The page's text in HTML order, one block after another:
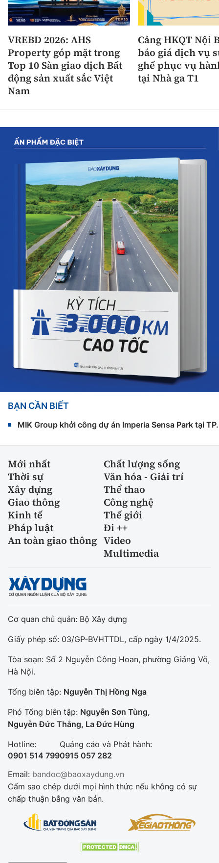
VREBD 2026: AHS
Property góp mặt trong
Top 10 Sàn giao dịch Bất
động sản xuất sắc Việt
Nam
Cảng HKQT Nội
báo giá dịch vụ
ghế phục vụ
tại Nhà ga T1
BẠN CẦN BIẾT
MIK Group khởi công dự án Imperia Sensa Park tại
Mới nhất
Chất lượng sống
Thời sự
Văn hóa - Giải trí
Xây dựng
Thể thao
Giao thông
Công nghệ
Kinh tế
Thế giới
Pháp luật
Đi ++
An toàn giao thông Video
Multimedia
Cơ quan chủ quản: Bộ Xây dựng
Giấy phép số: 03/GP-BVHTTDL, cấp ngày 1/4/2025.
Tòa soạn: Số 2 Nguyễn Công Hoan, phường Giảng Võ,
Hà Nội.
Tổng biên tập: Nguyễn Thị Hồng Nga
Phó Tổng biên tập: Nguyễn Sơn Tùng,
Nguyễn Đức Thắng, La Đức Hùng
Hotline:
0901 514 799
Quảng cáo và Phát hành:
0915 057 282
Email: bandoc@baoxaydung.vn
Cấm sao chép dưới mọi hình thức nếu không có sự
chấp thuận bằng văn bản.